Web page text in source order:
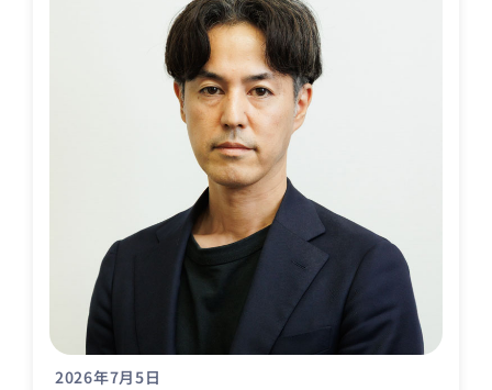
2026年7月5日